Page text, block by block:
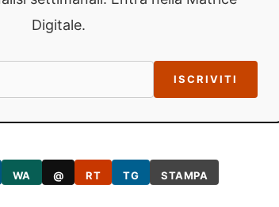
Digitale.
ISCRIVITI
WA @ RT TG STAMPA